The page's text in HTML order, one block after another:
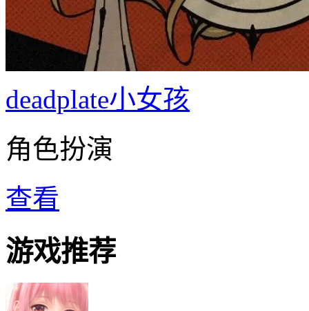
deadplate小女孩
角色扮演
查看
游戏推荐